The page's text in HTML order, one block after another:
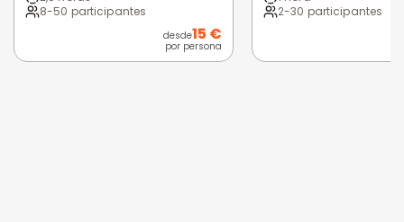
8-50 participantes
desde15 €
por persona
2-30 participantes